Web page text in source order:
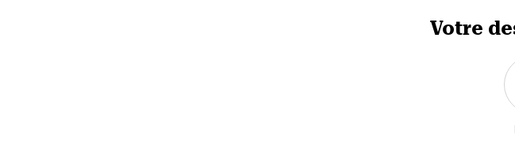
Votre